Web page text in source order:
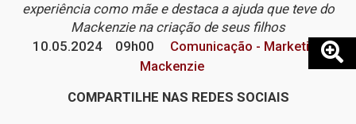
experiência como mãe e destaca a ajuda que teve do
Mackenzie na criação de seus filhos
10.05.2024
09h00
Comunicação - Marketing
Mackenzie
COMPARTILHE NAS REDES SOCIAIS